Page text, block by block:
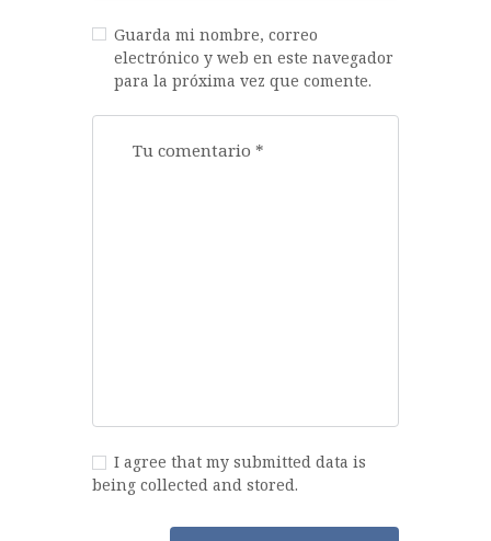
Guarda mi nombre, correo
electrónico y web en este navegador
para la próxima vez que comente.
I agree that my submitted data is
being collected and stored.